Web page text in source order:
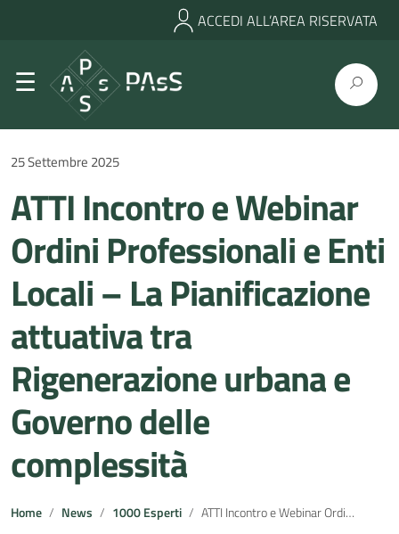
ACCEDI ALL’AREA RISERVATA
25 Settembre 2025
ATTI Incontro e Webinar
Ordini Professionali e Enti
Locali – La Pianificazione
attuativa tra
Rigenerazione urbana e
Governo delle
complessità
Home News 1000 Esperti ATTI Incontro e Webinar Ordini Professionali e Enti Locali – La Pianificazione attuativa tra Rigenerazione urbana e Governo delle complessità